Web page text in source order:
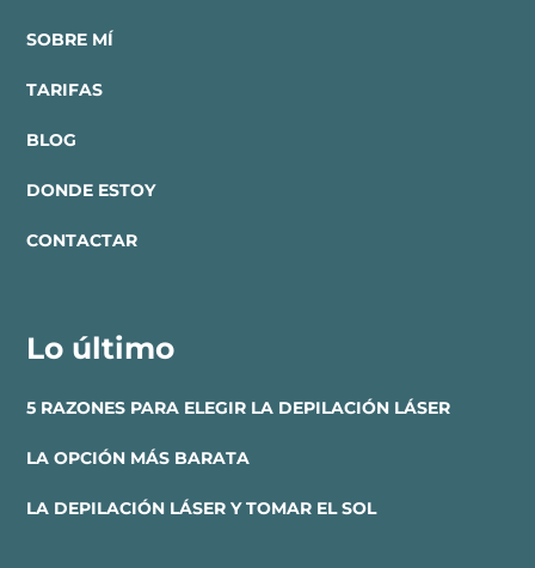
SOBRE MÍ
TARIFAS
BLOG
DONDE ESTOY
CONTACTAR
Lo último
5 RAZONES PARA ELEGIR LA DEPILACIÓN LÁSER
LA OPCIÓN MÁS BARATA
LA DEPILACIÓN LÁSER Y TOMAR EL SOL